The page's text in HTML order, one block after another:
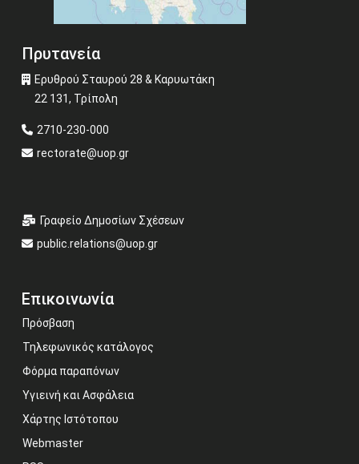
Πρυτανεία
Ερυθρού Σταυρού 28 & Καρυωτάκη
22 131, Τρίπολη
2710-230-000
rectorate@uop.gr
Γραφείο Δημοσίων Σχέσεων
public.relations@uop.gr
Επικοινωνία
Πρόσβαση
Τηλεφωνικός κατάλογος
Φόρμα παραπόνων
Υγιεινή και Ασφάλεια
Χάρτης Ιστότοπου
Webmaster